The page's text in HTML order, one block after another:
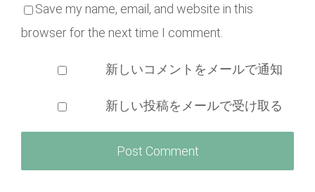
Save my name, email, and website in this
browser for the next time I comment.
新しいコメントをメールで通知
新しい投稿をメールで受け取る